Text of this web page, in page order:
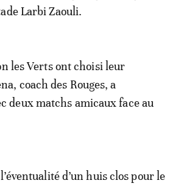
Larbi Zaouli.
les Verts ont choisi leur
coach des Rouges, a
deux matchs amicaux face au
d’un huis clos pour le